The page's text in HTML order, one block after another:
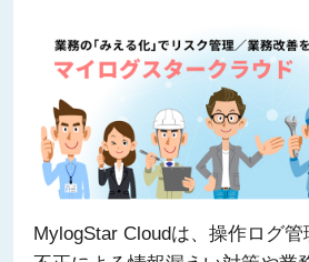
MylogStar Cloudは、操作ログ